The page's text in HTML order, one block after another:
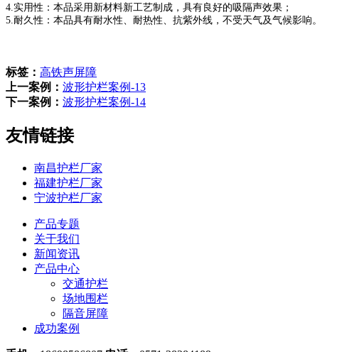
4.实用性：本品采用新材料新工艺制成，具有良好的吸隔声效果；
5.耐久性：本品具有耐水性、耐热性、抗紫外线，不受天气及气候影响。
标签： 高铁声屏障
上一案例： 波形护栏案例-13
下一案例： 波形护栏案例-14
友情链接
南昌护栏厂家
福建护栏厂家
宁波护栏厂家
产品专题
关于我们
新闻资讯
产品中心
交通护栏
场地围栏
隔音屏障
成功案例